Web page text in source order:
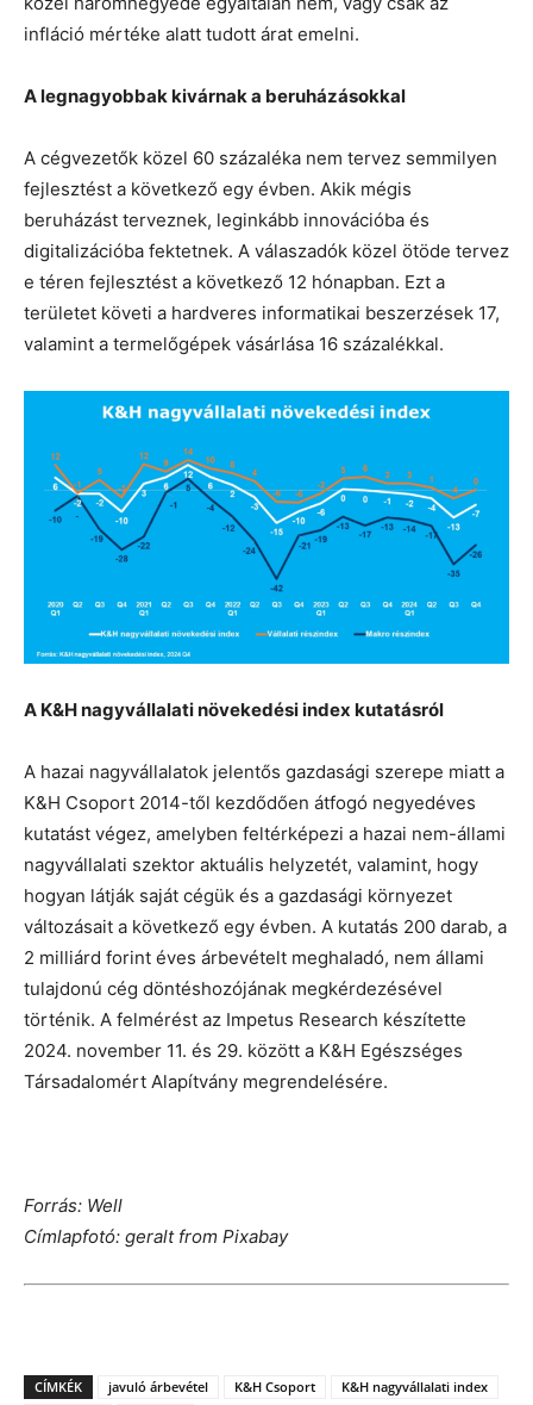
infláció mértéke alatt tudott árat emelni.
A legnagyobbak kivárnak a beruházásokkal
A cégvezetők közel 60 százaléka nem tervez semmilyen
fejlesztést a következő egy évben. Akik mégis
beruházást terveznek, leginkább innovációba és
digitalizációba fektetnek. A válaszadók közel ötöde tervez
e téren fejlesztést a következő 12 hónapban. Ezt a
területet követi a hardveres informatikai beszerzések 17,
valamint a termelőgépek vásárlása 16 százalékkal.
A K&H nagyvállalati növekedési index kutatásról
A hazai nagyvállalatok jelentős gazdasági szerepe miatt a
K&H Csoport 2014-től kezdődően átfogó negyedéves
kutatást végez, amelyben feltérképezi a hazai nem-állami
nagyvállalati szektor aktuális helyzetét, valamint, hogy
hogyan látják saját cégük és a gazdasági környezet
változásait a következő egy évben. A kutatás 200 darab, a
2 milliárd forint éves árbevételt meghaladó, nem állami
tulajdonú cég döntéshozójának megkérdezésével
történik. A felmérést az Impetus Research készítette
2024. november 11. és 29. között a K&H Egészséges
Társadalomért Alapítvány megrendelésére.
Forrás: Well
Címlapfotó: geralt from Pixabay
CÍMKÉK javuló árbevétel K&H Csoport
K&H nagyvállalati index